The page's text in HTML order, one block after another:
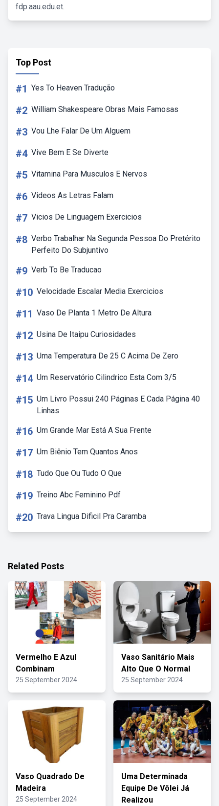
fdp.aau.edu.et.
Top Post
#1 Yes To Heaven Tradução
#2 William Shakespeare Obras Mais Famosas
#3 Vou Lhe Falar De Um Alguem
#4 Vive Bem E Se Diverte
#5 Vitamina Para Musculos E Nervos
#6 Videos As Letras Falam
#7 Vicios De Linguagem Exercicios
#8 Verbo Trabalhar Na Segunda Pessoa Do Pretérito
Perfeito Do Subjuntivo
#9 Verb To Be Traducao
#10 Velocidade Escalar Media Exercicios
#11 Vaso De Planta 1 Metro De Altura
#12 Usina De Itaipu Curiosidades
#13 Uma Temperatura De 25 C Acima De Zero
#14 Um Reservatório Cilindrico Esta Com 3/5
#15 Um Livro Possui 240 Páginas E Cada Página 40
Linhas
#16 Um Grande Mar Está A Sua Frente
#17 Um Biênio Tem Quantos Anos
#18 Tudo Que Ou Tudo O Que
#19 Treino Abc Feminino Pdf
#20 Trava Lingua Dificil Pra Caramba
Related Posts
Vermelho E Azul
Combinam
25 September 2024
Vaso Sanitário Mais
Alto Que O Normal
25 September 2024
Vaso Quadrado De
Madeira
25 September 2024
Uma Determinada
Equipe De Vôlei Já
Realizou